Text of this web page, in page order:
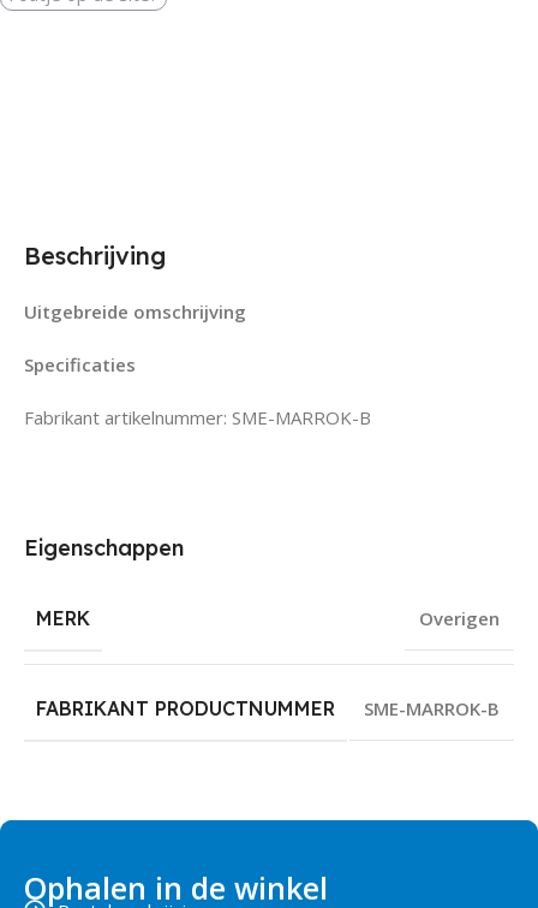
Beschrijving
Uitgebreide omschrijving
Specificaties
Fabrikant artikelnummer: SME-MARROK-B
Eigenschappen
MERK Overigen
FABRIKANT PRODUCTNUMMER SME-MARROK-B
Ophalen in de winkel